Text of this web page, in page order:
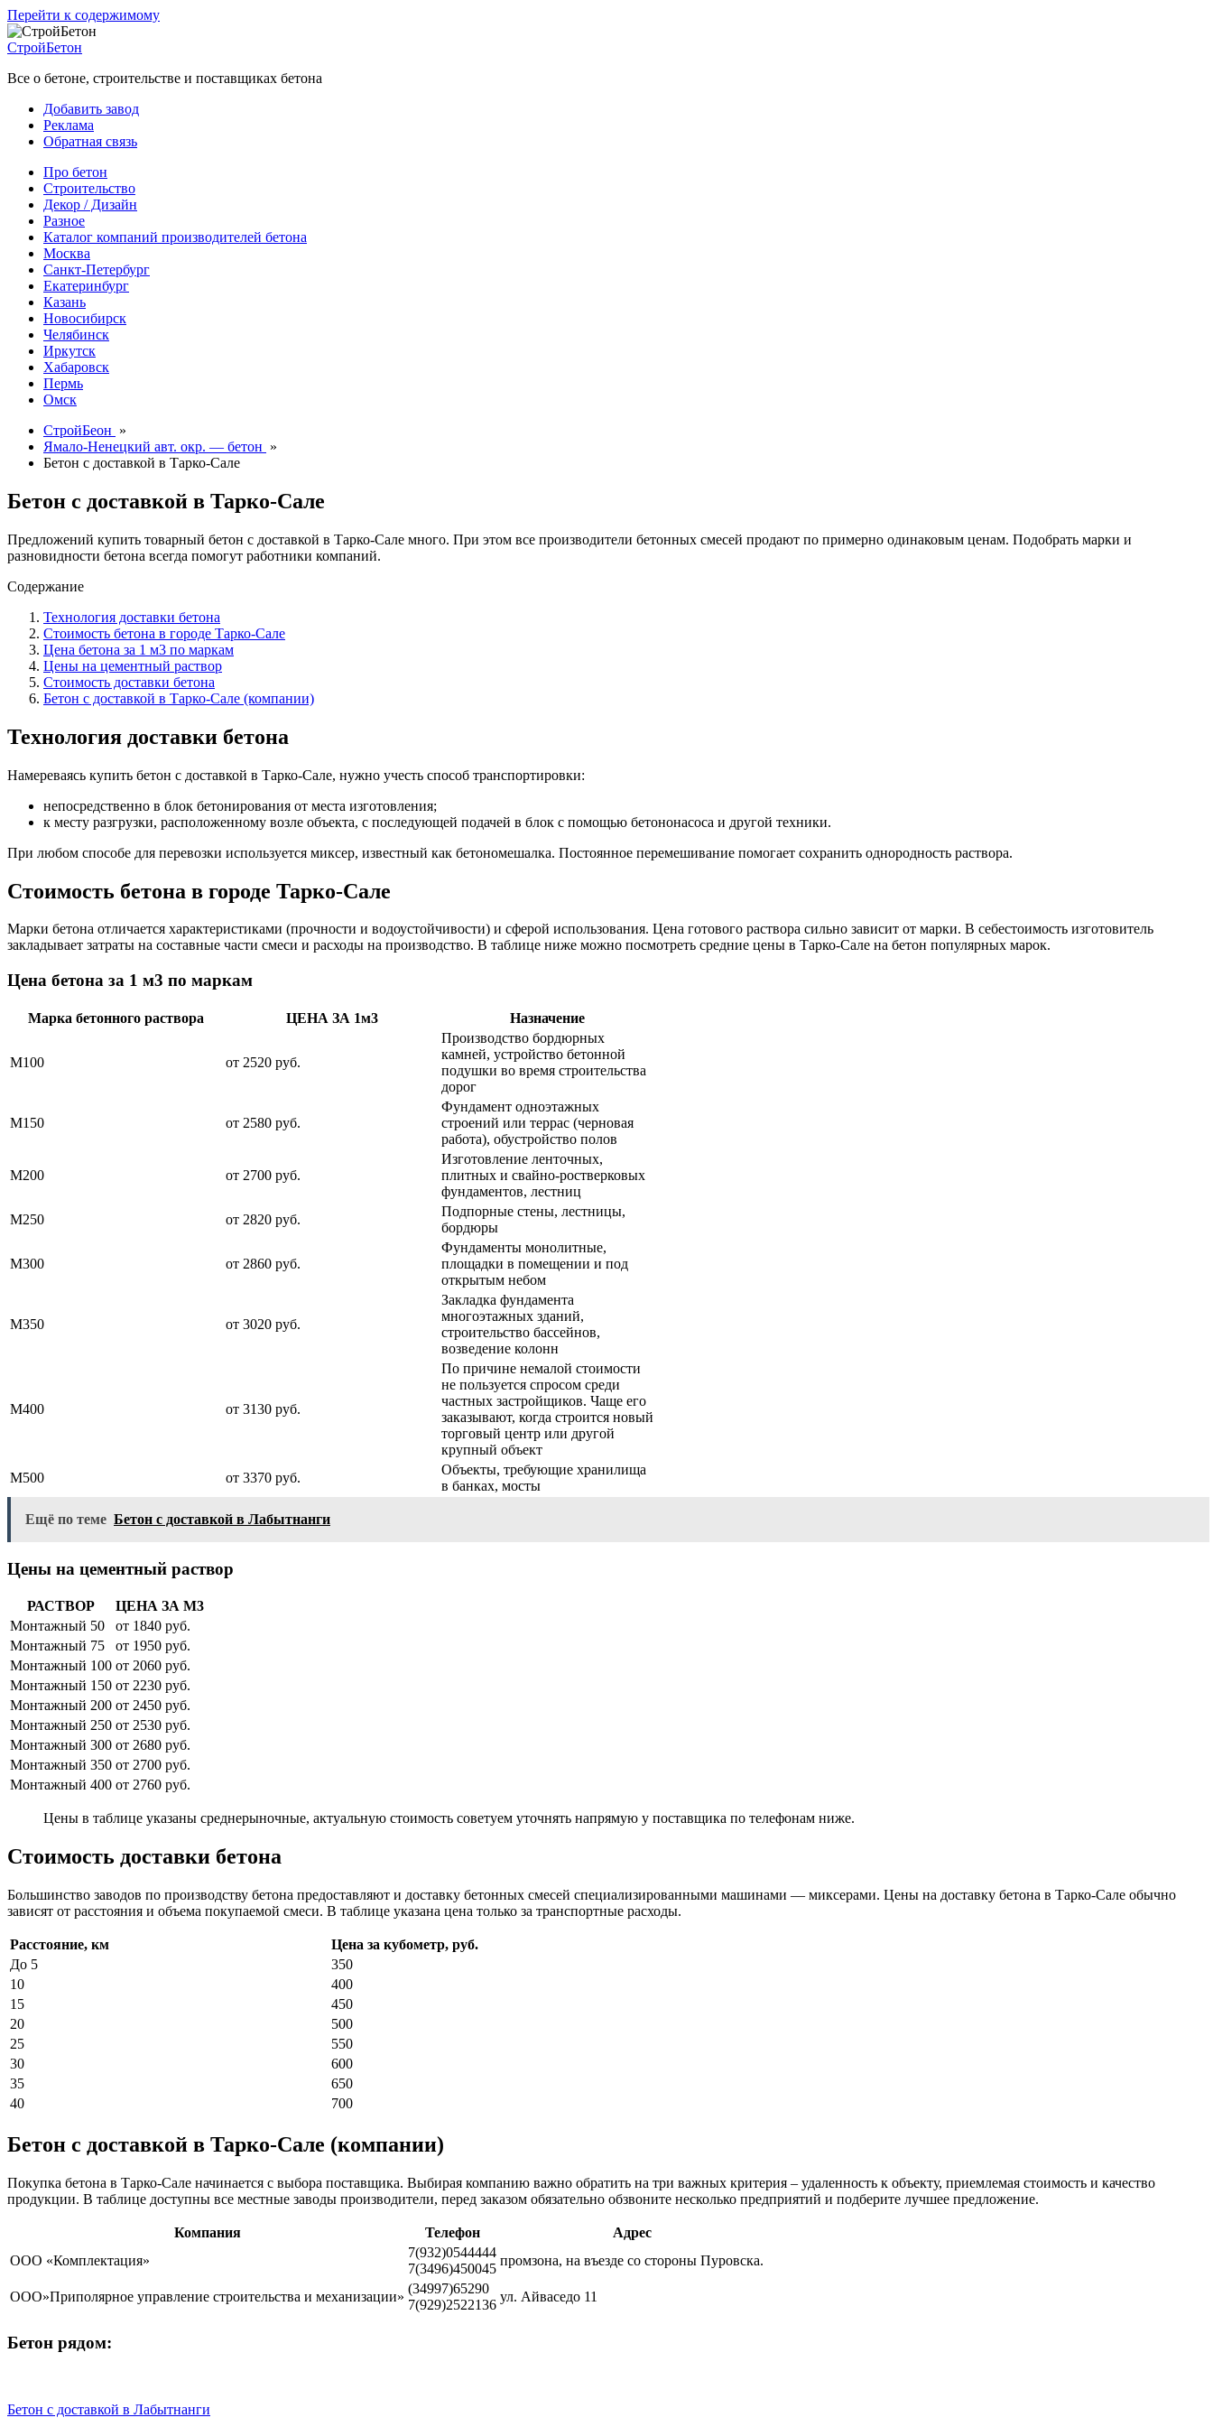
Перейти к содержимому
СтройБетон
Все о бетоне, строительстве и поставщиках бетона
Добавить завод
Реклама
Обратная связь
Про бетон
Строительство
Декор / Дизайн
Разное
Каталог компаний производителей бетона
Москва
Санкт-Петербург
Екатеринбург
Казань
Новосибирск
Челябинск
Иркутск
Хабаровск
Пермь
Омск
СтройБеон »
Ямало-Ненецкий авт. окр. — бетон »
Бетон с доставкой в Тарко-Сале
Бетон с доставкой в Тарко-Сале
Предложений купить товарный бетон с доставкой в Тарко-Сале много. При этом все производители бетонных смесей продают по примерно одинаковым ценам. Подобрать марки и
разновидности бетона всегда помогут работники компаний.
Содержание
Технология доставки бетона
Стоимость бетона в городе Тарко-Сале
Цена бетона за 1 м3 по маркам
Цены на цементный раствор
Стоимость доставки бетона
Бетон с доставкой в Тарко-Сале (компании)
Технология доставки бетона
Намереваясь купить бетон с доставкой в Тарко-Сале, нужно учесть способ транспортировки:
непосредственно в блок бетонирования от места изготовления;
к месту разгрузки, расположенному возле объекта, с последующей подачей в блок с помощью бетононасоса и другой техники.
При любом способе для перевозки используется миксер, известный как бетономешалка. Постоянное перемешивание помогает сохранить однородность раствора.
Стоимость бетона в городе Тарко-Сале
Марки бетона отличается характеристиками (прочности и водоустойчивости) и сферой использования. Цена готового раствора сильно зависит от марки. В себестоимость изготовитель
закладывает затраты на составные части смеси и расходы на производство. В таблице ниже можно посмотреть средние цены в Тарко-Сале на бетон популярных марок.
Цена бетона за 1 м3 по маркам
Марка бетонного раствора ЦЕНА ЗА 1м3 Назначение
М100 от 2520 руб.
Производство бордюрных
камней, устройство бетонной
подушки во время строительства
дорог
М150 от 2580 руб.
Фундамент одноэтажных
строений или террас (черновая
работа), обустройство полов
М200 от 2700 руб.
Изготовление ленточных,
плитных и свайно-ростверковых
фундаментов, лестниц
М250
от 2820 руб.
Подпорные стены, лестницы,
бордюры
М300 от 2860 руб.
Фундаменты монолитные,
площадки в помещении и под
открытым небом
М350 от 3020 руб.
Закладка фундамента
многоэтажных зданий,
строительство бассейнов,
возведение колонн
М400 от 3130 руб.
По причине немалой стоимости
не пользуется спросом среди
частных застройщиков. Чаще его
заказывают, когда строится новый
торговый центр или другой
крупный объект
М500
от 3370 руб.
Объекты, требующие хранилища
в банках, мосты
Ещё по теме Бетон с доставкой в Лабытнанги
Цены на цементный раствор
РАСТВОР
ЦЕНА ЗА М3
Монтажный 50
от 1840 руб.
Монтажный 75
от 1950 руб.
Монтажный 100 от 2060 руб.
Монтажный 150 от 2230 руб.
Монтажный 200 от 2450 руб.
Монтажный 250 от 2530 руб.
Монтажный 300 от 2680 руб.
Монтажный 350 от 2700 руб.
Монтажный 400 от 2760 руб.
Цены в таблице указаны среднерыночные, актуальную стоимость советуем уточнять напрямую у поставщика по телефонам ниже.
Стоимость доставки бетона
Большинство заводов по производству бетона предоставляют и доставку бетонных смесей специализированными машинами — миксерами. Цены на доставку бетона в Тарко-Сале обычно
зависят от расстояния и объема покупаемой смеси. В таблице указана цена только за транспортные расходы.
Расстояние, км
Цена за кубометр, руб.
До 5
350
10
400
15
450
20
500
25
550
30
600
35
650
40
700
Бетон с доставкой в Тарко-Сале (компании)
Покупка бетона в Тарко-Сале начинается с выбора поставщика. Выбирая компанию важно обратить на три важных критерия – удаленность к объекту, приемлемая стоимость и качество
продукции. В таблице доступны все местные заводы производители, перед заказом обязательно обзвоните несколько предприятий и подберите лучшее предложение.
Компания Телефон
Адрес
ООО «Комплектация»
7(932)0544444
7(3496)450045
промзона, на въезде со стороны Пуровска.
ООО»Приполярное управление строительства и механизации»
(34997)65290
7(929)2522136
ул. Айваседо 11
Бетон рядом:
Бетон с доставкой в Лабытнанги